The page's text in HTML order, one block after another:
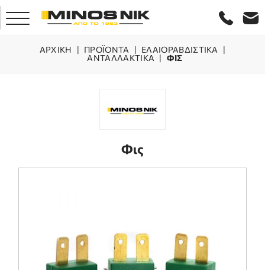
ΕΠΙΚΟΙΝΩΝΙΑ
ΑΡΧΙΚΗ | ΠΡΟΪΌΝΤΑ | ΕΛΑΙΟΡΑΒΔΙΣΤΙΚΑ
|
ΑΝΤΑΛΛΑΚΤΙΚΑ | ΦΙΣ
Φις